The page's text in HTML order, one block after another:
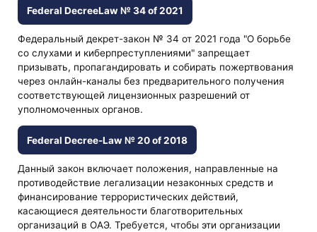
Federal DecreeLaw № 34 of 2021
Федеральный декрет-закон № 34 от 2021 года "О борьбе
со слухами и киберпреступлениями" запрещает
призывать, пропагандировать и собирать пожертвования
через онлайн-каналы без предварительного получения
соответствующей лицензионных разрешений от
уполномоченных органов.
Federal Decree-Law № 20 of 2018
Данный закон включает положения, направленные на
противодействие легализации незаконных средств и
финансирование террористических действий,
касающиеся деятельности благотворительных
организаций в ОАЭ. Требуется, чтобы эти организации